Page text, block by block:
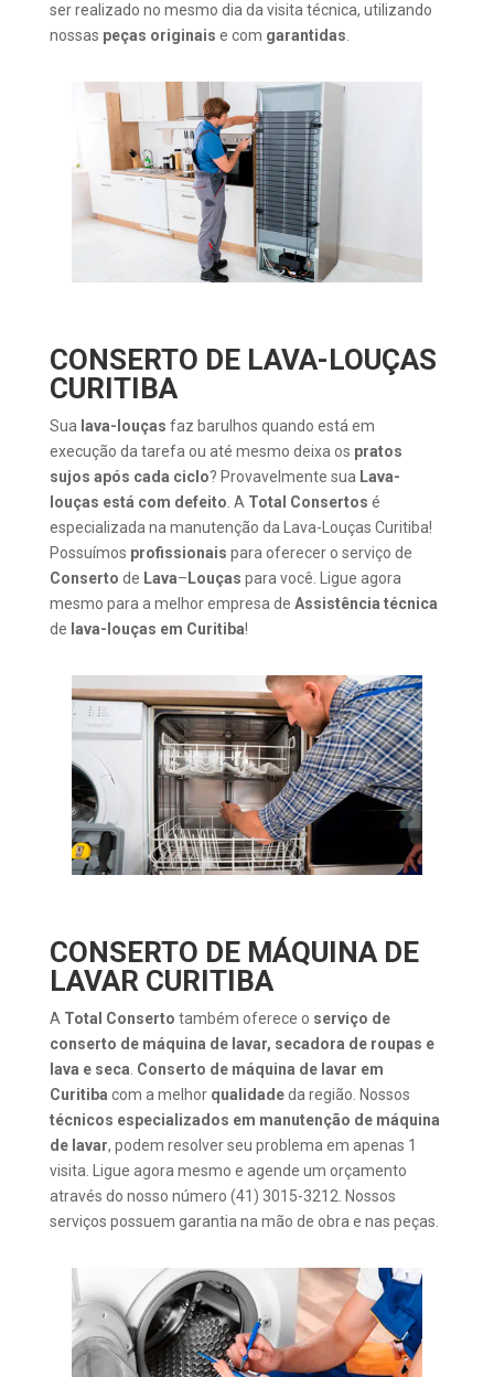
ser realizado no mesmo dia da visita técnica, utilizando
nossas peças originais e com garantidas
CONSERTO DE LAVA-LOUÇAS
CURITIBA
Sua lava-louças faz barulhos quando está em
execução da tarefa ou até mesmo deixa os pratos
sujos após cada ciclo? Provavelmente sua Lava-
louças está com defeito . A Total Consertos é
especializada na manutenção da Lava-Louças Curitiba!
Possuímos profissionais para oferecer o serviço de
Conserto de Lava– Louças para você. Ligue agora
mesmo para a melhor empresa de Assistência técnica
de lava-louças em Curitiba!
CONSERTO DE MÁQUINA DE
LAVAR CURITIBA
A Total Conserto também oferece o serviço de
conserto de máquina de lavar, secadora de roupas e
lava e seca Conserto de máquina de lavar em
Curitiba com a melhor qualidadeda região. Nossos
técnicos especializados em manutenção de máquina
de lavar, podem resolver seu problema em apenas 1
visita. Ligue agora mesmo e agende um orçamento
através do nosso número (41) 3015-3212. Nossos
serviços possuem garantia na mão de obra e nas peças.